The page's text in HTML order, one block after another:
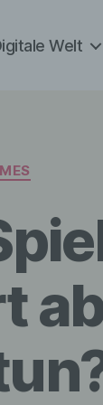
Welt
Kategorien